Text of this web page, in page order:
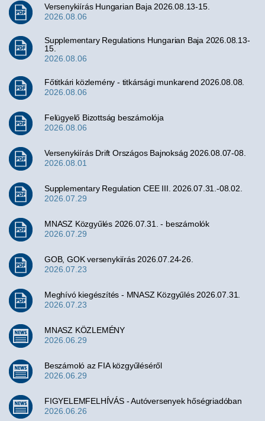
Versenykiírás Hungarian Baja 2026.08.13-15.
2026.08.06
Supplementary Regulations Hungarian Baja 2026.08.13-
15.
2026.08.06
Főtitkári közlemény - titkársági munkarend 2026.08.08.
2026.08.06
Felügyelő Bizottság beszámolója
2026.08.06
Versenykiírás Drift Országos Bajnokság 2026.08.07-08.
2026.08.01
Supplementary Regulation CEE III. 2026.07.31.-08.02.
2026.07.29
MNASZ Közgyűlés 2026.07.31. - beszámolók
2026.07.29
GOB, GOK versenykiírás 2026.07.24-26.
2026.07.23
Meghívó kiegészítés - MNASZ Közgyűlés 2026.07.31.
2026.07.23
MNASZ KÖZLEMÉNY
2026.06.29
Beszámoló az FIA közgyűléséről
2026.06.29
FIGYELEMFELHÍVÁS - Autóversenyek hőségriadóban
2026.06.26